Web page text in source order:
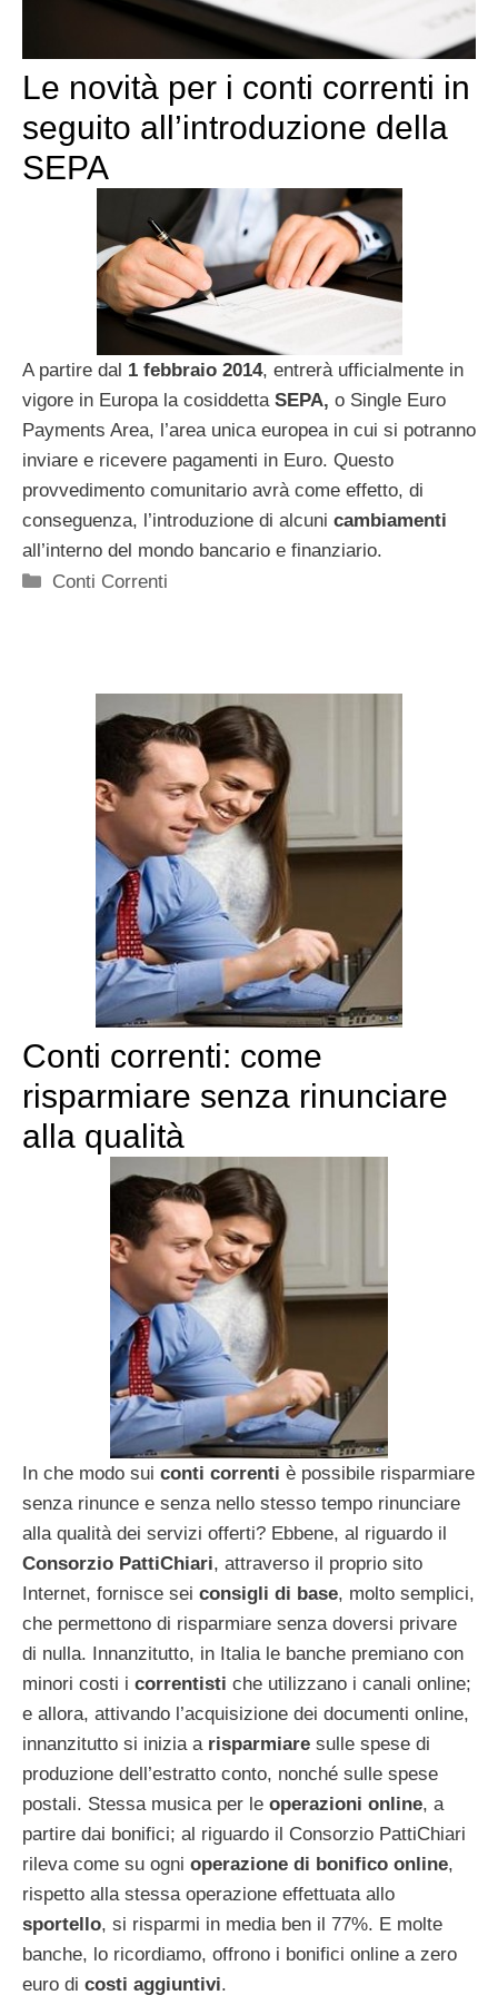
Le novità per i conti correnti in
seguito all’introduzione della
SEPA
A partire dal 1 febbraio 2014, entrerà ufficialmente in
vigore in Europa la cosiddetta SEPA, o Single Euro
Payments Area, l’area unica europea in cui si potranno
inviare e ricevere pagamenti in Euro. Questo
provvedimento comunitario avrà come effetto, di
conseguenza, l’introduzione di alcuni cambiamenti
all’interno del mondo bancario e finanziario.
Categorie
Conti Correnti
Conti correnti: come
risparmiare senza rinunciare
alla qualità
In che modo sui conti correnti è possibile risparmiare
senza rinunce e senza nello stesso tempo rinunciare
alla qualità dei servizi offerti? Ebbene, al riguardo il
Consorzio PattiChiari, attraverso il proprio sito
Internet, fornisce sei consigli di base, molto semplici,
che permettono di risparmiare senza doversi privare
di nulla. Innanzitutto, in Italia le banche premiano con
minori costi i correntisti che utilizzano i canali online;
e allora, attivando l’acquisizione dei documenti online,
innanzitutto si inizia a risparmiare sulle spese di
produzione dell’estratto conto, nonché sulle spese
postali. Stessa musica per le operazioni online, a
partire dai bonifici; al riguardo il Consorzio PattiChiari
rileva come su ogni operazione di bonifico online,
rispetto alla stessa operazione effettuata allo
sportello, si risparmi in media ben il 77%. E molte
banche, lo ricordiamo, offrono i bonifici online a zero
euro di costi aggiuntivi.